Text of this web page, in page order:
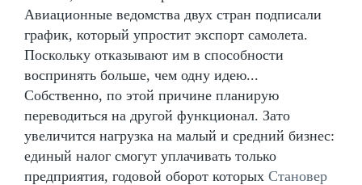
Авиационные ведомства двух стран подписали
график, который упростит экспорт самолета.
Поскольку отказывают им в способности
воспринять больше, чем одну идею...
Собственно, по этой причине планирую
переводиться на другой функционал. Зато
увеличится нагрузка на малый и средний бизнес:
единый налог смогут уплачивать только
предприятия, годовой оборот которых Становер